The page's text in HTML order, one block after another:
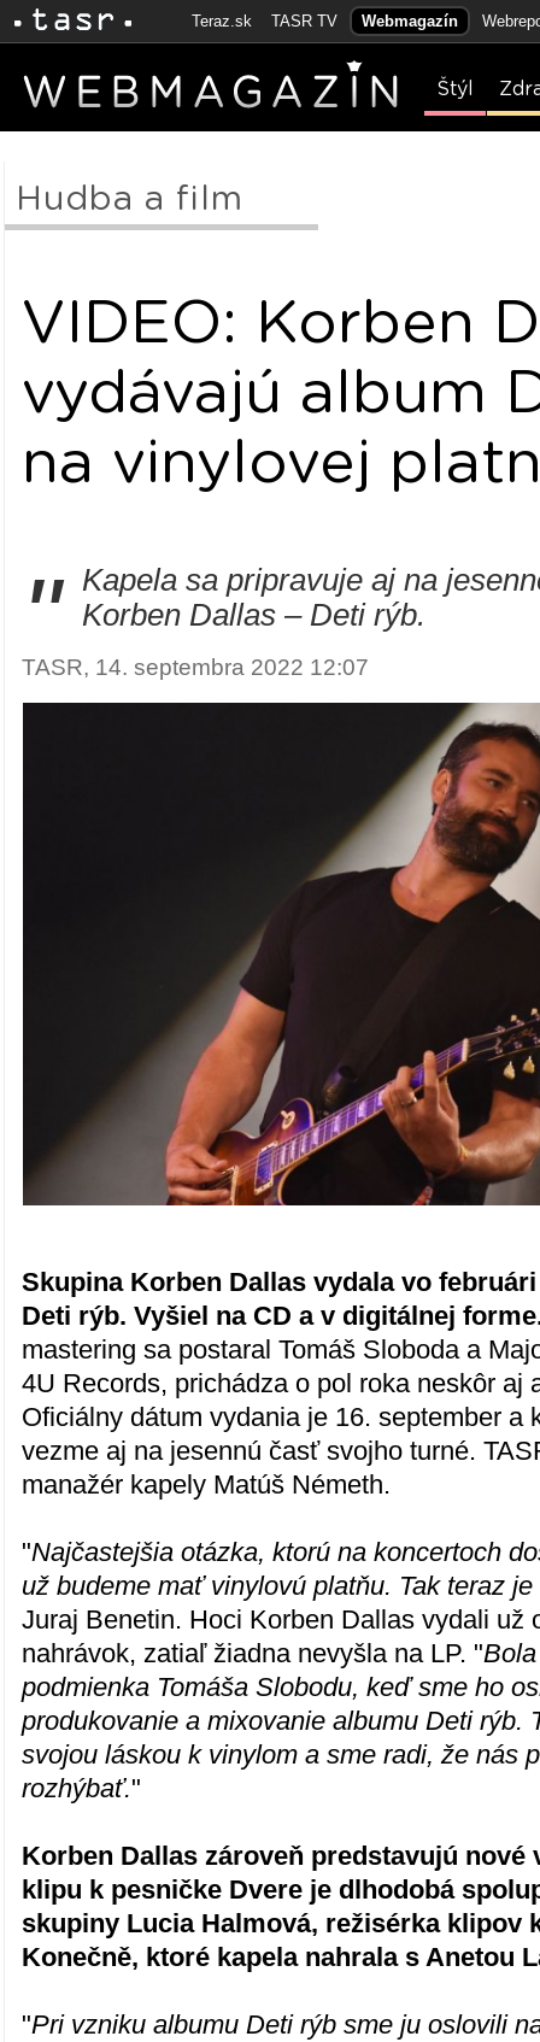
Teraz.sk TASR TV Webmagazín
Štýl
Hudba a film
VIDEO: Korben
vydávajú album
na vinylovej
"
Kapela sa pripravuje aj na
Korben Dallas – Deti rýb.
TASR, 14. septembra 2022 12:07
Skupina Korben Dallas vydala vo
Deti rýb. Vyšiel na CD a v digitálnej
mastering sa postaral Tomáš Sloboda a
4U Records, prichádza o pol roka neskôr aj
Oficiálny dátum vydania je 16. september a
vezme aj na jesennú časť svojho turné.
manažér kapely Matúš Németh.
"Najčastejšia otázka, ktorú na koncertoch
už budeme mať vinylovú platňu. Tak teraz je
Juraj Benetin. Hoci Korben Dallas vydali už
nahrávok, zatiaľ žiadna nevyšla na LP. "
podmienka Tomáša Slobodu, keď sme ho
produkovanie a mixovanie albumu Deti rýb.
svojou láskou k vinylom a sme radi, že nás
rozhýbať."
Korben Dallas zároveň predstavujú nové
klipu k pesničke Dvere je dlhodobá
skupiny Lucia Halmová, režisérka klipov
Konečně, ktoré kapela nahrala s Anetou
"Pri vzniku albumu Deti rýb sme ju oslovili